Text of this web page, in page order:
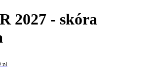
2027 - skóra
zł